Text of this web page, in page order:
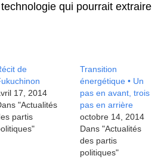
qui pourrait extraire
de
17, 2014
"Actualités
partis
Transition
énergétique • Un
pas en avant, trois
pas en arrière
octobre 14, 2014
Dans "Actualités
des partis
politiques"